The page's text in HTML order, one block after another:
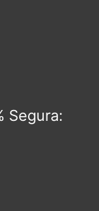
Segura: